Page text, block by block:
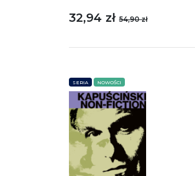
32,94 zł 54,90 zł
SERIA NOWOŚCI